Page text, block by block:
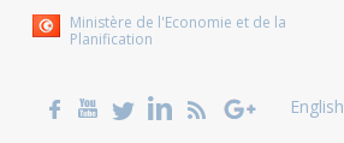
Ministère de l'Economie et de la
Planification
English